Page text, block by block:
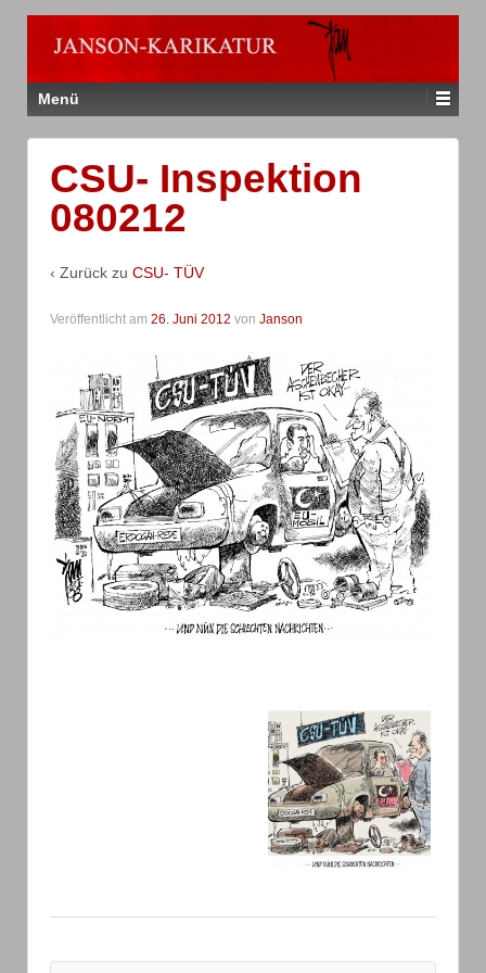
Menü
CSU- Inspektion
080212
‹ Zurück zu CSU- TÜV
Veröffentlicht am 26. Juni 2012 von Janson